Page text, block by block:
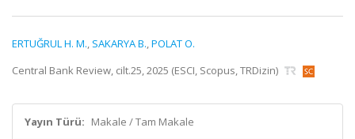
ERTUĞRUL H. M., SAKARYA B.,POLAT O.
Central Bank Review, cilt.25, 2025 (ESCI, Scopus, TRDizin)
Yayın Türü: Makale / Tam Makale